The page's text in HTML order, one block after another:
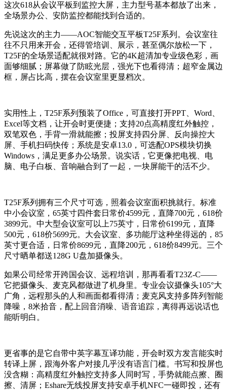
这次618从会议平板到监控大屏，主力型号基本都放了出来，
全场景办公、安防监控都能找到合适的。
先说这次的主力——AOC智能交互平板T25F系列。会议室往
往不只用来开会，还得管培训、展示，甚至偶尔放松一下，
T25F的全场景适配就很对路。它的4K超清加专业级色彩，画
面够细腻；屏幕做了防眩光层，强光下也看得清；超窄金属边
框，屏占比高，摆在会议室里更显档次。
实用性上，T25F系列预装了Office，可直接打开PPT、Word、
Excel等文档，让开会时更便捷；支持20点高精度红外触控，
双笔双色，手背一滑就能擦；投屏支持四分屏、反向操控大
屏、手机扫码快传；系统是安卓13.0，可选配OPS模块切换
Windows，满足更多办公场景。说实话，它更像把电视、电
脑、电子白板、音响融合到了一起，一块屏能干的活不少。
T25F系列拥有三个尺寸可选，照着会议室面积挑就行。标准
中小会议室，65英寸四件套日常价4599元，直降700元，618价
3899元。中大型会议室可以上75英寸，日常价6199元，直降
500元，618价5699元。大会议室、多功能厅这种坐得远的，85
英寸更合适，日常价8699元，直降200元，618价8499元。三个
尺寸晒单都送128G U盘加摄像头。
如果公司经常开跨国会议、远程培训，那再看看T23Z-C——
它把摄像头、麦克风都做进了机身里。专业会议摄像头105°大
广角，远程那头的人和画面都看得清；麦克风支持多阵列智能
降噪，8米拾音，配上回音消噪、语音追踪，离得再远说话也
能听明白。
更省事的是它自带中英字幕互译功能，开会时双方发言能实时
转译上屏，跟海外客户对接几乎没有语言门槛。书写和投屏也
没含糊：高精度红外触控支持多人同时写，手势就能点擦、圈
擦、清屏；Eshare无线投屏支持安卓手机NFC一碰即投，还有